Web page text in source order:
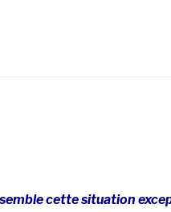
cette situation